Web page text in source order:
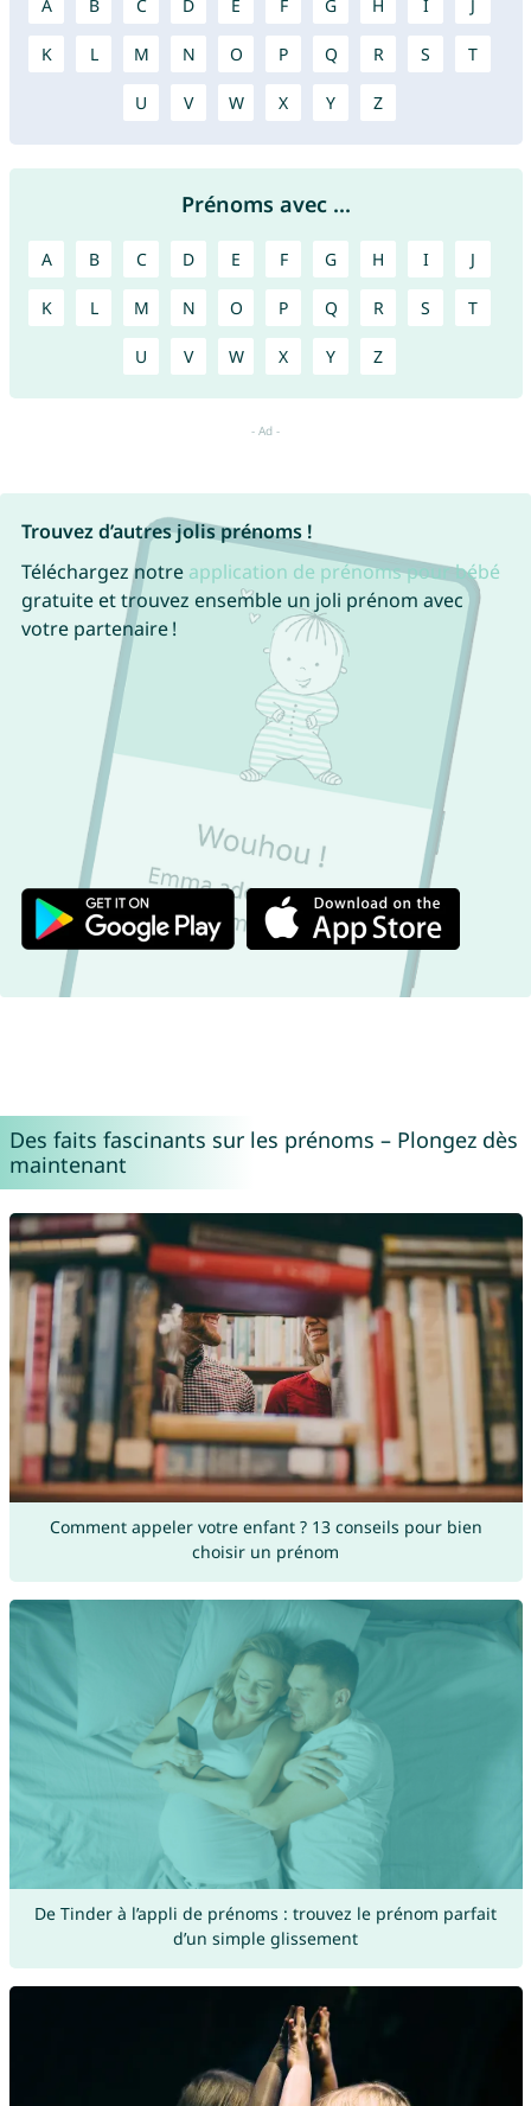
A B C D E F G H I J
K L M N O P Q R S T
U V W X Y Z
Prénoms avec ...
A B C D E F G H I J
K L M N O P Q R S T
U V W X Y Z
Trouvez d’autres jolis prénoms !
Téléchargez notre application de prénoms pour bébé
gratuite et trouvez ensemble un joli prénom avec
votre partenaire !
Des faits fascinants sur les prénoms – Plongez dès
maintenant
Comment appeler votre enfant ? 13 conseils pour bien
choisir un prénom
De Tinder à l’appli de prénoms : trouvez le prénom parfait
d’un simple glissement